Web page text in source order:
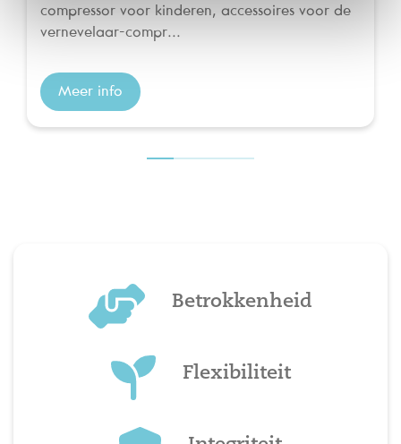
compressor voor kinderen, accessoires voor de
vernevelaar-compr...
Meer info
Betrokkenheid
Flexibiliteit